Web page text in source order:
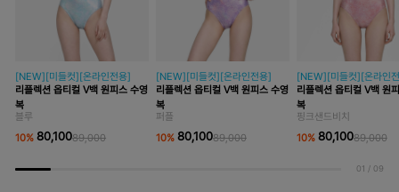
[NEW][미들컷][온라인전용]
리플렉션 옵티컬 V백 원피스 수영
복
블루
10% 80,10089,000
[NEW][미들컷][온라인전용]
리플렉션 옵티컬 V백 원피스 수영
복
퍼플
10% 80,10089,000
[NEW][미들컷][온라인
리플렉션 옵티컬 V백 원
복
핑크샌드비치
10% 80,10089,000
01 / 09